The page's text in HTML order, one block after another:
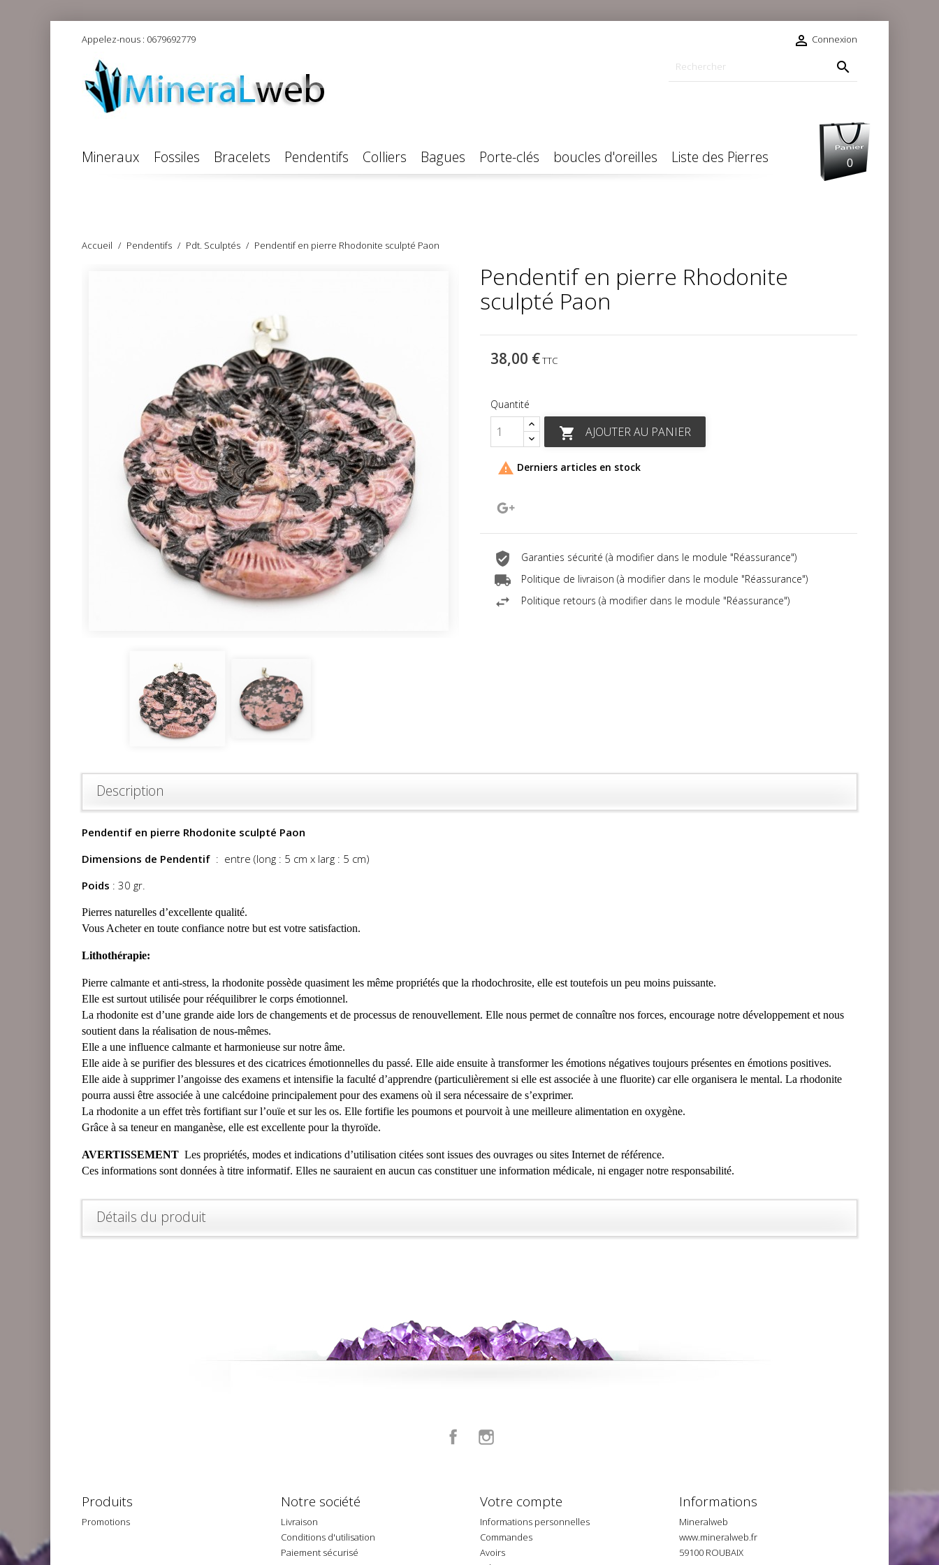
Appelez-nous : 0679692779  Connexion

Mineraux Fossiles Bracelets Pendentifs Colliers Bagues Porte-clés boucles d'oreilles Liste des Pierres 0
Accueil Pendentifs Pdt. Sculptés Pendentif en pierre Rhodonite sculpté Paon
Pendentif en pierre Rhodonite
sculpté Paon
38,00 €TTC
Quantité
 AJOUTER AU PANIER
 Derniers articles en stock
Garanties sécurité (à modifier dans le module "Réassurance")
Politique de livraison (à modifier dans le module "Réassurance")
Politique retours (à modifier dans le module "Réassurance")
Description
Pendentif en pierre Rhodonite sculpté Paon
Dimensions de Pendentif : entre (long : 5 cm x larg : 5 cm)
Poids : 30 gr.
Pierres naturelles d’excellente qualité.
Vous Acheter en toute confiance notre but est votre satisfaction.
Lithothérapie:
Pierre calmante et anti-stress, la rhodonite possède quasiment les même propriétés que la rhodochrosite, elle est toutefois un peu moins puissante.
Elle est surtout utilisée pour rééquilibrer le corps émotionnel.
La rhodonite est d’une grande aide lors de changements et de processus de renouvellement. Elle nous permet de connaître nos forces, encourage notre développement et nous
soutient dans la réalisation de nous-mêmes.
Elle a une influence calmante et harmonieuse sur notre âme.
Elle aide à se purifier des blessures et des cicatrices émotionnelles du passé. Elle aide ensuite à transformer les émotions négatives toujours présentes en émotions positives.
Elle aide à supprimer l’angoisse des examens et intensifie la faculté d’apprendre (particulièrement si elle est associée à une fluorite) car elle organisera le mental. La rhodonite
pourra aussi être associée à une calcédoine principalement pour des examens où il sera nécessaire de s’exprimer.
La rhodonite a un effet très fortifiant sur l’ouïe et sur les os. Elle fortifie les poumons et pourvoit à une meilleure alimentation en oxygène.
Grâce à sa teneur en manganèse, elle est excellente pour la thyroïde.
AVERTISSEMENT Les propriétés, modes et indications d’utilisation citées sont issues des ouvrages ou sites Internet de référence.
Ces informations sont données à titre informatif. Elles ne sauraient en aucun cas constituer une information médicale, ni engager notre responsabilité.
Détails du produit
Facebook
Produits
Promotions
Notre société
Livraison
Conditions d'utilisation
Paiement sécurisé
Votre compte
Informations personnelles
Commandes
Avoirs
Informations
Mineralweb
www.mineralweb.fr
59100 ROUBAIX